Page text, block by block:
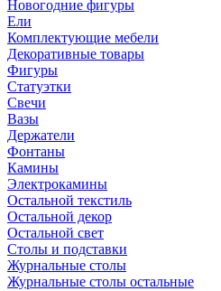
Новогодние фигуры
Ели
Комплектующие мебели
Декоративные товары
Фигуры
Статуэтки
Свечи
Вазы
Держатели
Фонтаны
Камины
Электрокамины
Остальной текстиль
Остальной декор
Остальной свет
Столы и подставки
Журнальные столы
Журнальные столы остальные